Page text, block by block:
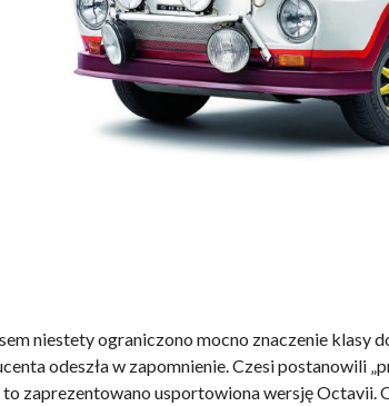
niestety ograniczono mocno znaczenie klasy
odeszła w zapomnienie. Czesi postanowili
zaprezentowano usportowiona wersję Octavii.